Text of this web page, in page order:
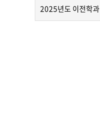
2025년도 이전학과